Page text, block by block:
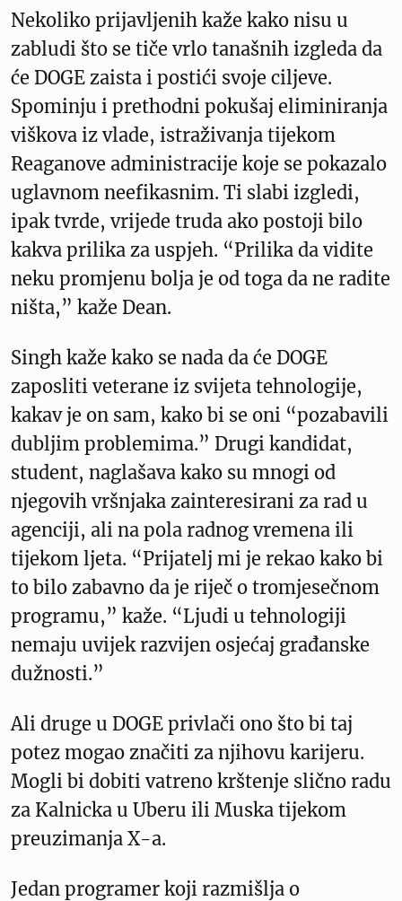
Nekoliko prijavljenih kaže kako nisu u
zabludi što se tiče vrlo tanašnih izgleda da
će DOGE zaista i postići svoje ciljeve.
Spominju i prethodni pokušaj eliminiranja
viškova iz vlade, istraživanja tijekom
Reaganove administracije koje se pokazalo
uglavnom neefikasnim. Ti slabi izgledi,
ipak tvrde, vrijede truda ako postoji bilo
kakva prilika za uspjeh. “Prilika da vidite
neku promjenu bolja je od toga da ne radite
ništa,” kaže Dean.
Singh kaže kako se nada da će DOGE
zaposliti veterane iz svijeta tehnologije,
kakav je on sam, kako bi se oni “pozabavili
dubljim problemima.” Drugi kandidat,
student, naglašava kako su mnogi od
njegovih vršnjaka zainteresirani za rad u
agenciji, ali na pola radnog vremena ili
tijekom ljeta. “Prijatelj mi je rekao kako bi
to bilo zabavno da je riječ o tromjesečnom
programu,” kaže. “Ljudi u tehnologiji
nemaju uvijek razvijen osjećaj građanske
dužnosti.”
Ali druge u DOGE privlači ono što bi taj
potez mogao značiti za njihovu karijeru.
Mogli bi dobiti vatreno krštenje slično radu
za Kalnicka u Uberu ili Muska tijekom
preuzimanja X-a.
Jedan programer koji razmišlja o